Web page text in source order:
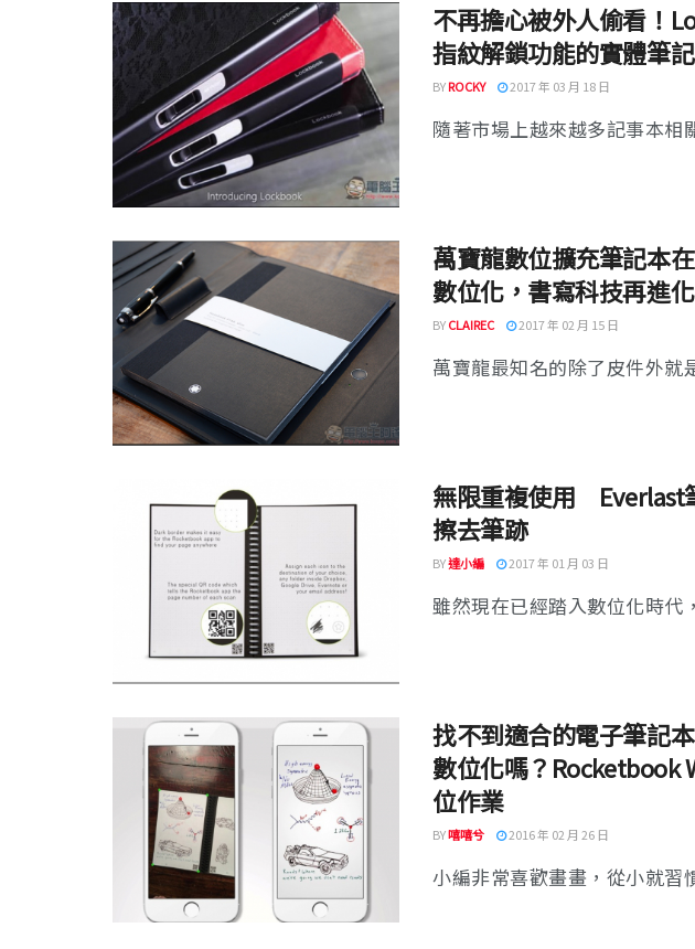
不再擔心被外人偷看！
指紋解鎖功能的實體筆
BYROCKY 2017 年 03 月 18 日
隨著市場上越來越多記事本相
萬寶龍數位擴充筆記本
數位化，書寫科技再進化
BYCLAIREC 2017 年 02 月 15 日
萬寶龍最知名的除了皮件外就
無限重複使用 Everlast
擦去筆跡
BY達小編 2017 年 01 月 03 日
雖然現在已經踏入數位化時代
找不到適合的電子筆記
數位化嗎？Rocketbook
位作業
BY嘻嘻兮 2016 年 02 月 26 日
小編非常喜歡畫畫，從小就習